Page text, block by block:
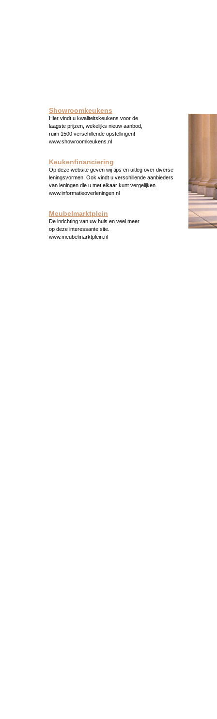
Showroomkeukens
Hier vindt u kwaliteitskeukens voor de
laagste prijzen, wekelijks nieuw aanbod,
ruim 1500 verschillende opstellingen!
www.showroomkeukens.nl
Keukenfinanciering
Op deze website geven wij tips en uitleg over diverse
leningsvormen. Ook vindt u verschillende aanbieders
van leningen die u met elkaar kunt vergelijken.
www.informatieoverleningen.nl
Meubelmarktplein
De inrichting van uw huis en veel meer
op deze interessante site.
www.meubelmarktplein.nl